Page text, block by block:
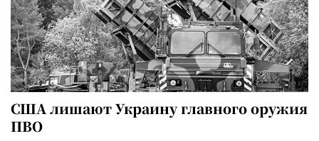
США лишают Украину главного оружия
ПВО